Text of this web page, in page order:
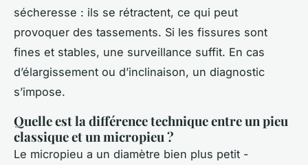
sécheresse : ils se rétractent, ce qui peut
provoquer des tassements. Si les fissures sont
fines et stables, une surveillance suffit. En cas
d’élargissement ou d’inclinaison, un diagnostic
s’impose.
Quelle est la différence technique entre un pieu
classique et un micropieu ?
Le micropieu a un diamètre bien plus petit -